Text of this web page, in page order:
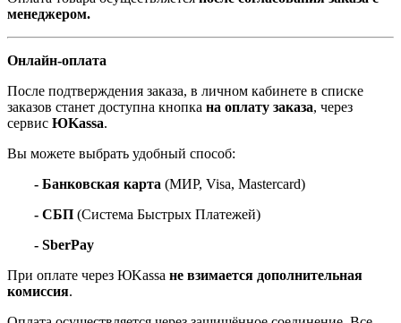
менеджером.
Онлайн-оплата
После подтверждения заказа, в личном кабинете в списке
заказов станет доступна кнопка на оплату заказа, через
сервис ЮKassa.
Вы можете выбрать удобный способ:
- Банковская карта (МИР, Visa, Mastercard)
- СБП (Система Быстрых Платежей)
- SberPay
При оплате через ЮKassa не взимается дополнительная
комиссия.